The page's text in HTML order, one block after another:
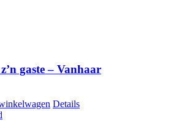
gaste – Vanhaar
Details